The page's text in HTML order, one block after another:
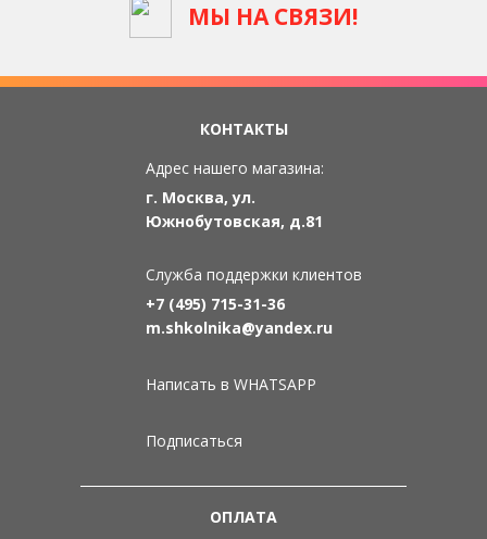
МЫ НА СВЯЗИ!
КОНТАКТЫ
Адрес нашего магазина:
г. Москва, ул.
Южнобутовская, д.81
Служба поддержки клиентов
+7 (495) 715-31-36
m.shkolnika@yandex.ru
Написать в WHATSAPP
Подписаться
ОПЛАТА